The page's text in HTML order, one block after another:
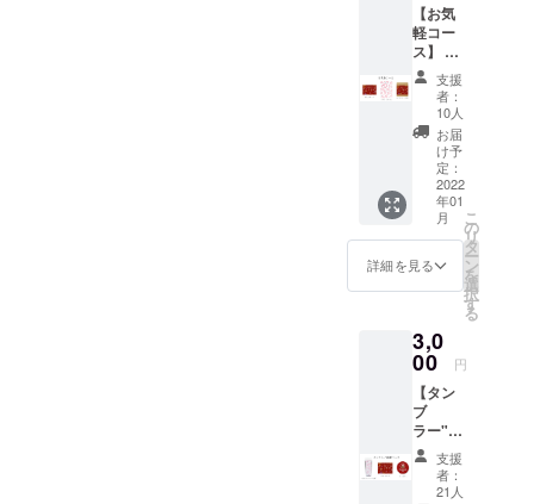
*つだモンプ
ロジェクト
は、津田塾
大学の学生
を中心とし
た有志団体
であり、非
公式団体で
す。津田塾
大学による
せん。予め
ご了承くだ
【お気
軽コー
ス】 ・
ポスト
カード
(100m
m×148
mm)
１枚 ・
クリア
ファイ
(310m
m×220
mm)
１枚 ・
ス
ティー
１杯分 *
モンマ
ス
ティー1
杯分に
ついて
・名
支援
者：
10人
お届
け予
定：
2022
年01
月
詳細を見る
こ
の
リ
タ
ー
ン
を
選
択
す
る
3,0
00 円
【タン
ブ
ラー"U
ME"
コー
ス】 ・
支援
者：
21人